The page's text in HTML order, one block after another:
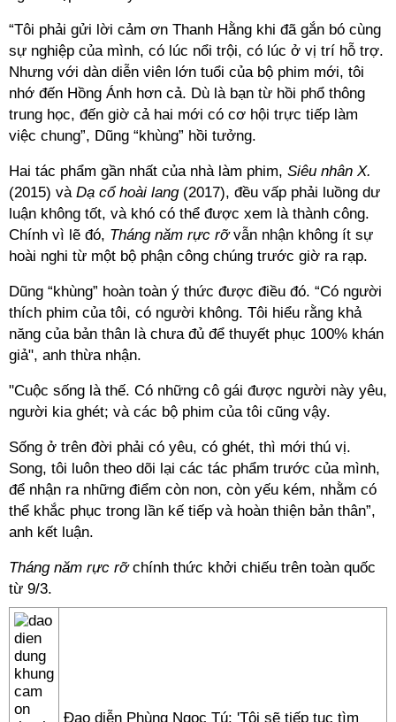
“Tôi phải gửi lời cảm ơn Thanh Hằng khi đã gắn bó cùng
sự nghiệp của mình, có lúc nổi trội, có lúc ở vị trí hỗ trợ.
Nhưng với dàn diễn viên lớn tuổi của bộ phim mới, tôi
nhớ đến Hồng Ánh hơn cả. Dù là bạn từ hồi phổ thông
trung học, đến giờ cả hai mới có cơ hội trực tiếp làm
việc chung”, Dũng “khùng” hồi tưởng.
Hai tác phẩm gần nhất của nhà làm phim, Siêu nhân X.
(2015) và Dạ cổ hoài lang (2017), đều vấp phải luồng dư
luận không tốt, và khó có thể được xem là thành công.
Chính vì lẽ đó, Tháng năm rực rỡvẫn nhận không ít sự
hoài nghi từ một bộ phận công chúng trước giờ ra rạp.
Dũng “khùng” hoàn toàn ý thức được điều đó. “Có người
thích phim của tôi, có người không. Tôi hiểu rằng khả
năng của bản thân là chưa đủ để thuyết phục 100% khán
giả", anh thừa nhận.
"Cuộc sống là thế. Có những cô gái được người này yêu,
người kia ghét; và các bộ phim của tôi cũng vậy.
Sống ở trên đời phải có yêu, có ghét, thì mới thú vị.
Song, tôi luôn theo dõi lại các tác phẩm trước của mình,
để nhận ra những điểm còn non, còn yếu kém, nhằm có
thể khắc phục trong lần kế tiếp và hoàn thiện bản thân”,
anh kết luận.
Tháng năm rực rỡchính thức khởi chiếu trên toàn quốc
từ 9/3.
Đạo diễn Phùng Ngọc Tú: 'Tôi sẽ tiếp tục tìm